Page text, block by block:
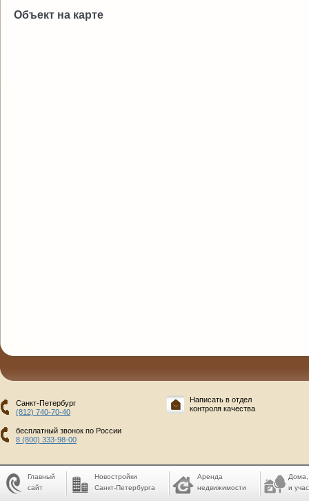
Объект на карте
Санкт-Петербург
(812) 740-70-40
бесплатный звонок по России
8 (800) 333-98-00
Написать в отдел
контроля качества
Главный
сайт
Новостройки
Санкт-Петербурга
Аренда
недвижимости
Дома,
и